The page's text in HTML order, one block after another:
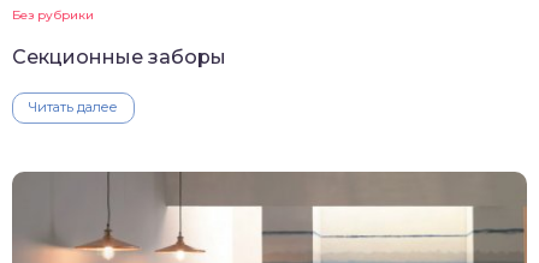
Без рубрики
Секционные заборы
Читать далее